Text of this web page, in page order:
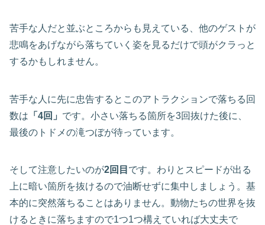
苦手な人だと並ぶところからも見えている、他のゲストが
悲鳴をあげながら落ちていく姿を見るだけで頭がクラっと
するかもしれません。
苦手な人に先に忠告するとこのアトラクションで落ちる回
数は 「4回」 です。小さい落ちる箇所を3回抜けた後に、
最後のトドメの滝つぼが待っています。
そして注意したいのが2回目 です。わりとスピードが出る
上に暗い箇所を抜けるので油断せずに集中しましょう。基
本的に突然落ちることはありません。動物たちの世界を抜
けるときに落ちますので1つ1つ構えていれば大丈夫で